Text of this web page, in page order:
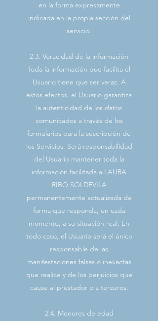
en la forma expresamente
indicada en la propia sección del
servicio.
2.3. Veracidad de la información
Toda la información que facilita el
Usuario tiene que ser veraz. A
estos efectos, el Usuario garantiza
la autenticidad de los datos
comunicados a través de los
formularios para la suscripción de
los Servicios. Será responsabilidad
del Usuario mantener toda la
información facilitada a LAURA
RIBÓ SOLDEVILA
permanentemente actualizada de
forma que responda, en cada
momento, a su situación real. En
todo caso, el Usuario será el único
responsable de las
manifestaciones falsas o inexactas
que realice y de los perjuicios que
cause al prestador o a terceros.
2.4. Menores de edad